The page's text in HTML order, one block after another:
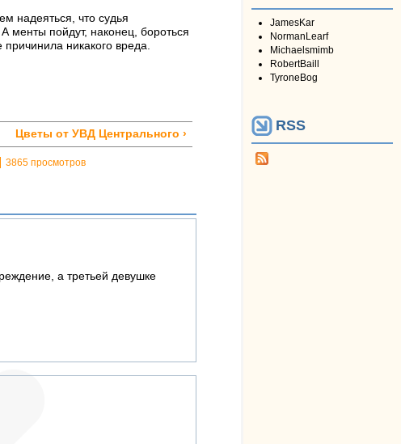
надеяться, что судья
менты пойдут, наконец, бороться
никакого вреда.
Цветы от УВД Центрального ›
3865 просмотров
а третьей девушке
JamesKar
NormanLearf
Michaelsmimb
RobertBaill
TyroneBog
RSS